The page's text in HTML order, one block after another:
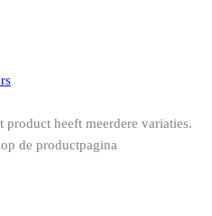
product heeft meerdere variaties.
de productpagina